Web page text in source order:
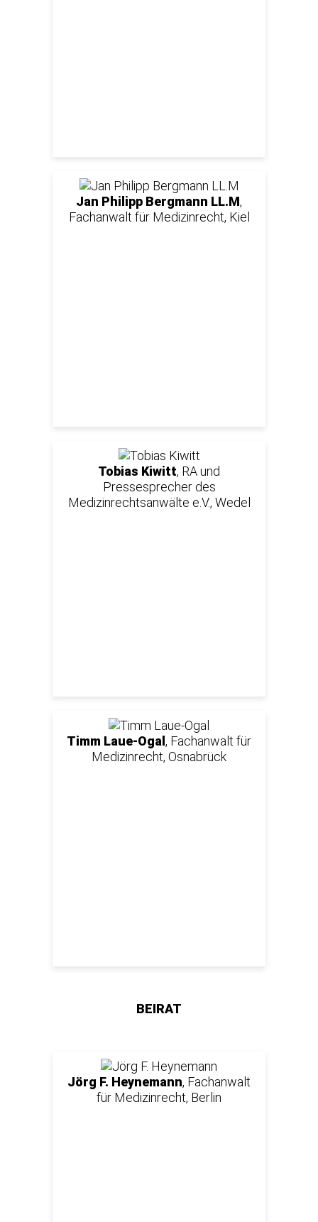
Jan Philipp Bergmann LL.M,
Fachanwalt für Medizinrecht, Kiel
Tobias Kiwitt, RA und
Pressesprecher des
Medizinrechtsanwälte e.V., Wedel
Timm Laue-Ogal, Fachanwalt für
Medizinrecht, Osnabrück
BEIRAT
Jörg F. Heynemann, Fachanwalt
für Medizinrecht, Berlin